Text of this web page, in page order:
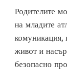
Родителите
на младите
комуникация,
живот и
безопасно